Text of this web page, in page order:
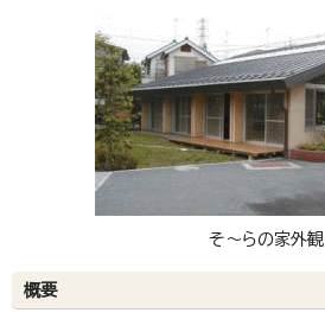
そ～らの家外観
概要